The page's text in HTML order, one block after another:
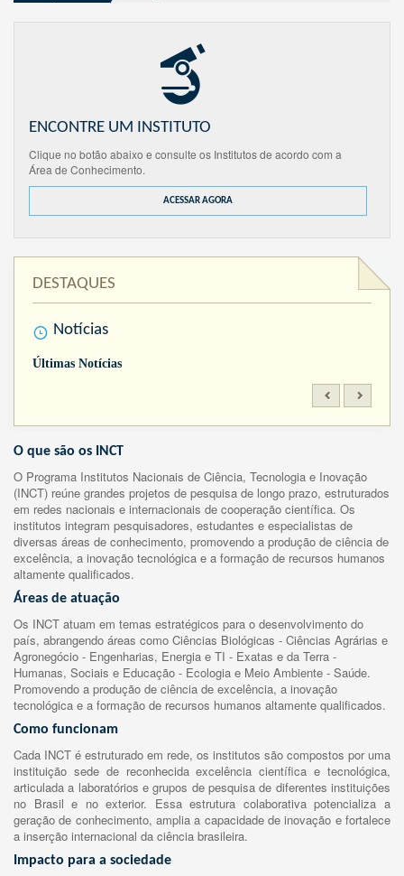
ENCONTRE UM INSTITUTO
Clique no botão abaixo e consulte os Institutos de acordo com a
Área de Conhecimento.
ACESSAR AGORA
DESTAQUES
Notícias
Últimas Notícias
O que são os INCT
O Programa Institutos Nacionais de Ciência, Tecnologia e Inovação
(INCT) reúne grandes projetos de pesquisa de longo prazo, estruturados
em redes nacionais e internacionais de cooperação científica. Os
institutos integram pesquisadores, estudantes e especialistas de
diversas áreas de conhecimento, promovendo a produção de ciência de
excelência, a inovação tecnológica e a formação de recursos humanos
altamente qualificados.
Áreas de atuação
Os INCT atuam em temas estratégicos para o desenvolvimento do
país, abrangendo áreas como Ciências Biológicas - Ciências Agrárias e
Agronegócio - Engenharias, Energia e TI - Exatas e da Terra -
Humanas, Sociais e Educação - Ecologia e Meio Ambiente - Saúde.
Promovendo a produção de ciência de excelência, a inovação
tecnológica e a formação de recursos humanos altamente qualificados.
Como funcionam
Cada INCT é estruturado em rede, os institutos são compostos por uma
instituição sede de reconhecida excelência científica e tecnológica,
articulada a laboratórios e grupos de pesquisa de diferentes instituições
no Brasil e no exterior. Essa estrutura colaborativa potencializa a
geração de conhecimento, amplia a capacidade de inovação e fortalece
a inserção internacional da ciência brasileira.
Impacto para a sociedade